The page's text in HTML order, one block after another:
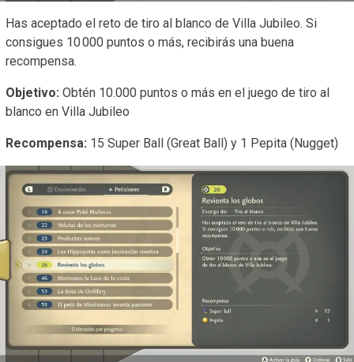
Has aceptado el reto de tiro al blanco de Villa Jubileo. Si
consigues 10 000 puntos o más, recibirás una buena
recompensa.
Objetivo: Obtén 10.000 puntos o más en el juego de tiro al
blanco en Villa Jubileo
Recompensa: 15 Super Ball (Great Ball) y 1 Pepita (Nugget)